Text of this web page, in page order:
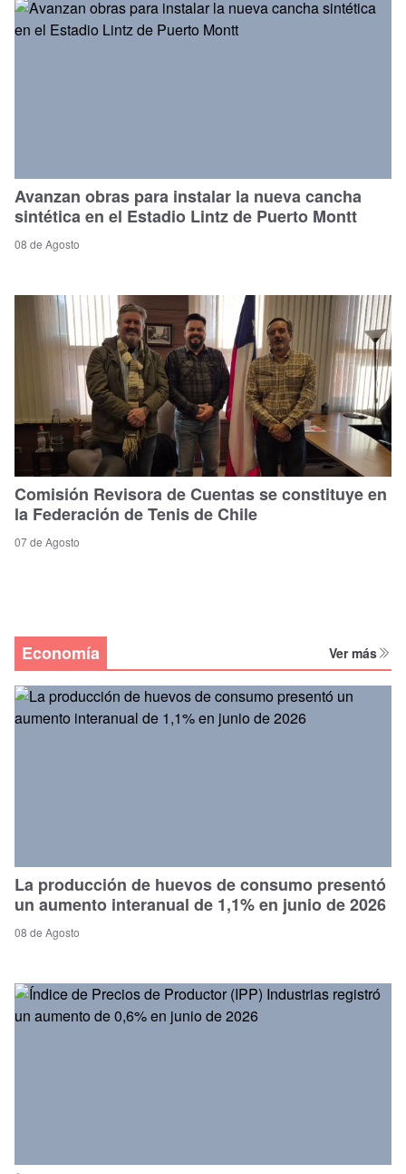
Avanzan obras para instalar la nueva cancha
sintética en el Estadio Lintz de Puerto Montt
08 de Agosto
Comisión Revisora de Cuentas se constituye en
la Federación de Tenis de Chile
07 de Agosto
Economía Ver más
La producción de huevos de consumo presentó
un aumento interanual de 1,1% en junio de 2026
08 de Agosto